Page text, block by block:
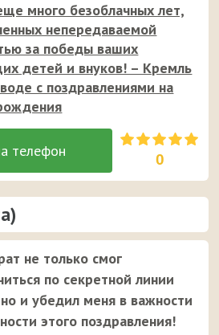
много безоблачных лет,
непередаваемой
за победы ваших
детей и внуков! – Кремль
с поздравлениями на
0
не только смог
по секретной линии
но и убедил меня в важности
этого поздравления!